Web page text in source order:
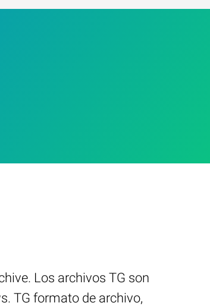
Los archivos TG son
TG formato de archivo,